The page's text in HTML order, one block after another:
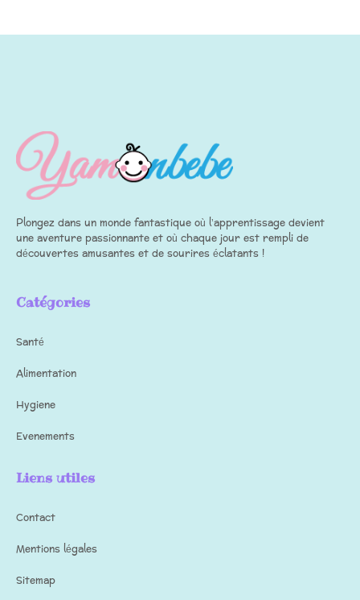
Plongez dans un monde fantastique où l’apprentissage devient
une aventure passionnante et où chaque jour est rempli de
découvertes amusantes et de sourires éclatants !
Catégories
Santé
Alimentation
Hygiene
Evenements
Liens utiles
Contact
Mentions légales
Sitemap